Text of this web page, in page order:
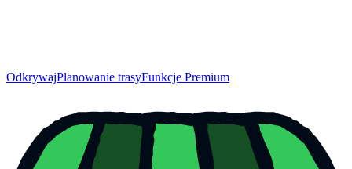
OdkrywajPlanowanie trasyFunkcje Premium